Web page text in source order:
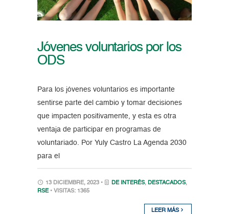
Jóvenes voluntarios por los
ODS
Para los jóvenes voluntarios es importante
sentirse parte del cambio y tomar decisiones
que impacten positivamente, y esta es otra
ventaja de participar en programas de
voluntariado. Por Yuly Castro La Agenda 2030
para el
13 DICIEMBRE, 2023 • DE INTERÉS, DESTACADOS,
RSE • VISITAS: 1365
LEER MÁS